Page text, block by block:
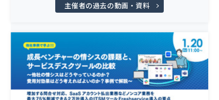
主催者の過去の動画・資料